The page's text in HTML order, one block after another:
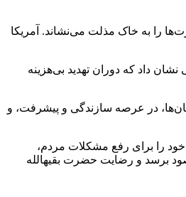
را به‌ خاک‌ مذلت‌ می‌نشاند. آمریکا
داد که دوران تهدید بی‌هزینه
در عرصه سازندگی و پیشرفت، و
را برای رفع مشکلات مردم،
برسد و رضایت حضرت بقیهالله